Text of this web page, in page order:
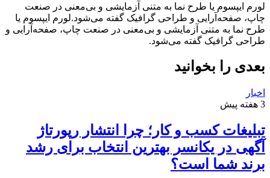
لورم ایپسوم یا طرح‌ نما به متنی آزمایشی و بی‌معنی در صنعت
چاپ، صفحه‌آرایی و طراحی گرافیک گفته می‌شود.لورم ایپسوم یا
طرح‌ نما به متنی آزمایشی و بی‌معنی در صنعت چاپ، صفحه‌آرایی و
طراحی گرافیک گفته می‌شود.
بعدی را بخوانید
اخبار
3 هفته پیش
تبلیغات کسب و کار؛ چرا انتشار رپورتاژ
آگهی در یکانسر بهترین انتخاب برای رشد
برند شما است؟